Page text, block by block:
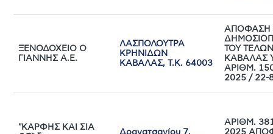
ΞΕΝΟΔΟΧΕΙΟ Ο
ΓΙΑΝΝΗΣ Α.Ε.
ΛΑΣΠΟΛΟΥΤΡΑ
ΚΡΗΝΙΔΩΝ
ΚΑΒΑΛΑΣ, Τ.Κ. 64003
ΑΠΟΦΑΣΗ
ΤΟΥ
ΚΑΒΑΛΑΣ
ΑΡΙΘΜ.
2025 / 22-
"ΚΑΡΦΗΣ ΚΑΙ ΣΙΑ
ΑΡΙΘΜ.